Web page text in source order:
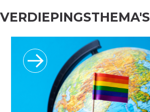
VERDIEPINGSTHEMA'S